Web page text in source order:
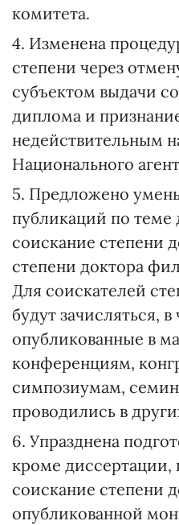
комитета.
4. Изменена
степени через
субъектом выдачи
диплома и
недействительным
Национального
5. Предложено
публикаций по теме
соискание степени
степени доктора
Для соискателей
будут зачисляться, в
опубликованные в
конференциям,
симпозиумам,
проводились в
6. Упразднена
кроме диссертации,
соискание степени
опубликованной